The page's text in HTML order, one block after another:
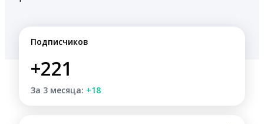
Подписчиков
+221
За 3 месяца: +18